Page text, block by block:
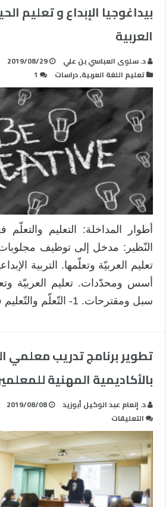
بيداغوجيا الإبداع و تعليم
العربية
د. سلوى العباسي بن علي
2019/08/29
تعليم اللغة العربية,دراسات 1
أطوار المداخلة: التعليم
النّظير: مدخل إلى توظيف مجلوبات
تعليم العربيّة وتعلّمها. التربية
أسس ومحدّدات. تعليم العربيّة
سبل ومقترحات. 1- التّعلّم والتّعليم فعلان …
تطوير برنامج تدريب معلمي
بالأكاديمية المهنية
د. إنعام عبد الوكيل أبوزيد 2019/08/08
التعليقات
تطوير
برنامج
تدريب
معلمي
العلوم
بالأكاديمية